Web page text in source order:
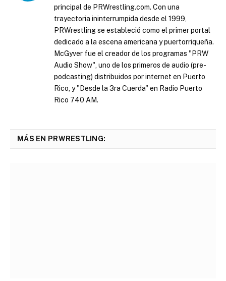
principal de PRWrestling.com. Con una
trayectoria ininterrumpida desde el 1999,
PRWrestling se estableció como el primer portal
dedicado a la escena americana y puertorriqueña.
McGyver fue el creador de los programas "PRW
Audio Show", uno de los primeros de audio (pre-
podcasting) distribuidos por internet en Puerto
Rico, y "Desde la 3ra Cuerda" en Radio Puerto
Rico 740 AM.
MÁS EN PRWRESTLING: